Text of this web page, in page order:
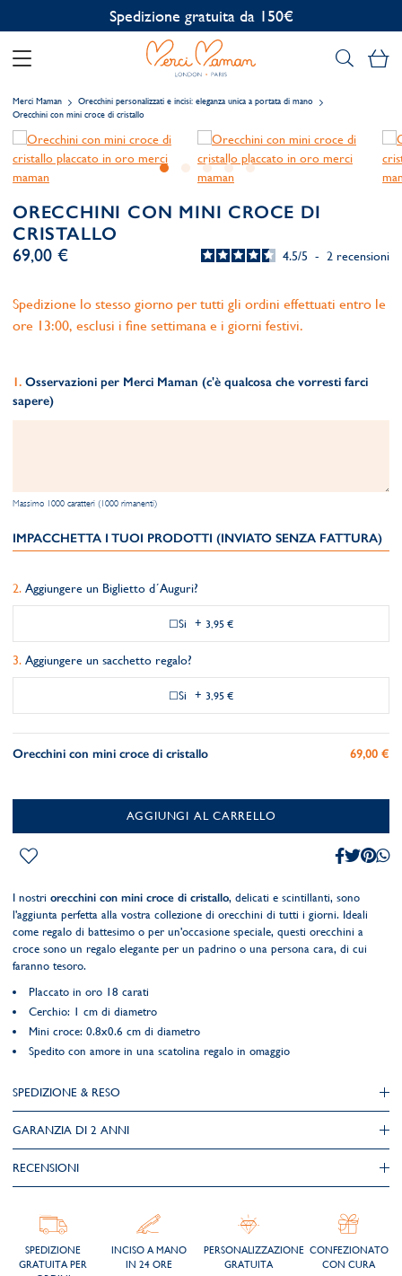
Spedizione gratuita da 150€
Il
Merci Maman
Orecchini personalizzati e incisi: eleganza unica a portata di mano
Orecchini con mini croce di cristallo
ORECCHINI CON MINI CROCE DI
CRISTALLO
4.5/5 - 2 recensioni
69,00 €
Spedizione lo stesso giorno per tutti gli ordini effettuati entro le
ore 13:00, esclusi i fine settimana e i giorni festivi.
Osservazioni per Merci Maman (c'è qualcosa che vorresti farci
sapere)
Massimo 1000 caratteri (1000 rimanenti)
IMPACCHETTA I TUOI PRODOTTI (INVIATO SENZA FATTURA)
Aggiungere un Biglietto d´Auguri?
Si + 3,95 €
Aggiungere un sacchetto regalo?
Si + 3,95 €
Orecchini con mini croce di cristallo 69,00 €
AGGIUNGI AL CARRELLO
I nostri orecchini con mini croce di cristallo, delicati e scintillanti, sono
l'aggiunta perfetta alla vostra collezione di orecchini di tutti i giorni. Ideali
come regalo di battesimo o per un'occasione speciale, questi orecchini a
croce sono un regalo elegante per un padrino o una persona cara, di cui
faranno tesoro.
Placcato in oro 18 carati
Cerchio: 1 cm di diametro
Mini croce: 0.8x0.6 cm di diametro
Spedito con amore in una scatolina regalo in omaggio
SPEDIZIONE & RESO
GARANZIA DI 2 ANNI
RECENSIONI
SPEDIZIONE
GRATUITA PER
INCISO A MANO
IN 24 ORE
PERSONALIZZAZIONE
GRATUITA
CONFEZIONATO
CON CURA